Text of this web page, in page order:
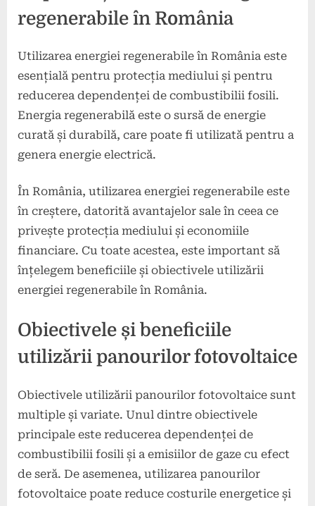
regenerabile în România
Utilizarea energiei regenerabile în România este
esențială pentru protecția mediului și pentru
reducerea dependenței de combustibilii fosili.
Energia regenerabilă este o sursă de energie
curată și durabilă, care poate fi utilizată pentru a
genera energie electrică.
În România, utilizarea energiei regenerabile este
în creștere, datorită avantajelor sale în ceea ce
privește protecția mediului și economiile
financiare. Cu toate acestea, este important să
înțelegem beneficiile și obiectivele utilizării
energiei regenerabile în România.
Obiectivele și beneficiile
utilizării panourilor fotovoltaice
Obiectivele utilizării panourilor fotovoltaice sunt
multiple și variate. Unul dintre obiectivele
principale este reducerea dependenței de
combustibilii fosili și a emisiilor de gaze cu efect
de seră. De asemenea, utilizarea panourilor
fotovoltaice poate reduce costurile energetice și